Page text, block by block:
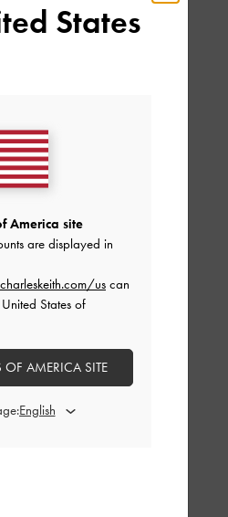
¥ 9,900
States
America site
are displayed in
uscan
States of
OF AMERICA SITE